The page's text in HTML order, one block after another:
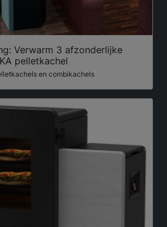
Verwarm 3 afzonderlijke
pelletkachel
en combikachels